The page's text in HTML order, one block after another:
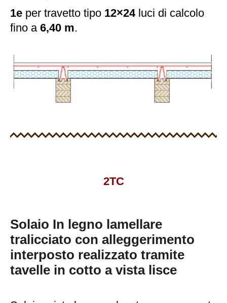
1e per travetto tipo 12×24luci di calcolo
fino a 6,40 m.
2TC
Solaio In legno lamellare
tralicciato con alleggerimento
interposto realizzato tramite
tavelle in cotto a vista lisce